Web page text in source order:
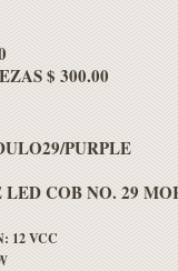
$ 300.00
PURPLE
COB NO. 29
12 VCC